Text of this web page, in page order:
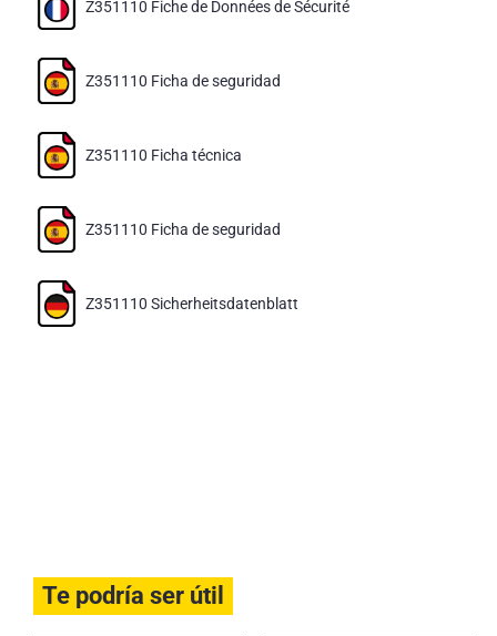
Z351110 Fiche de Données de Sécurité
Z351110 Ficha de seguridad
Z351110 Ficha técnica
Z351110 Ficha de seguridad
Z351110 Sicherheitsdatenblatt
Te podría ser útil